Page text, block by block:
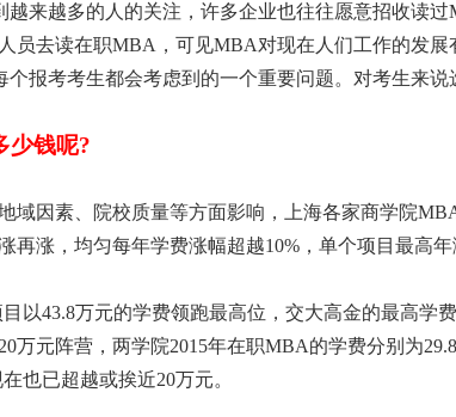
越来越多的人的关注，许多企业也往往愿意招收读
员去读在职MBA，可见MBA对现在人们工作的发
报考考生都会考虑到的一个重要问题。对考生来
少钱呢?
因素、院校质量等方面影响，上海各家商学院
再涨，均匀每年学费涨幅超越10%，单个项目最高年
43.8万元的学费领跑最高位，交大高金的最高学
万元阵营，两学院2015年在职MBA的学费分别为
也已超越或挨近20万元。